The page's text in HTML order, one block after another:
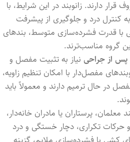
دارند. زانوبند در این شرایط، با
کنترل درد و جلوگیری از پیشرفت
قدرت فشرده‌سازی متوسط، بندهای
گروه مناسب‌ترند.
پس از جراحی نیاز به تثبیت مفصل و
مفصل‌دار با امکان تنظیم زاویه،
در حال ترمیم دارند و معمولاً باید
معلمان، پرستاران یا مادران خانه‌دار،
حرکات تکراری، دچار خستگی و درد